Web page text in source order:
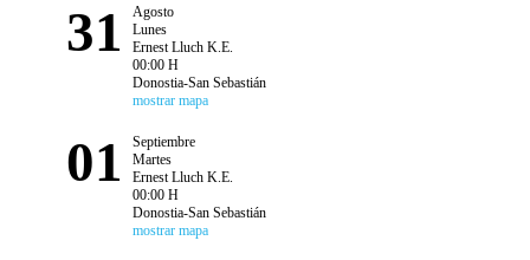
31
Agosto
Lunes
Ernest Lluch K.E.
00:00 H
Donostia-San Sebastián
mostrar mapa
01
Septiembre
Martes
Ernest Lluch K.E.
00:00 H
Donostia-San Sebastián
mostrar mapa